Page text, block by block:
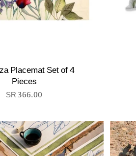
Placemat Set of 4
Pieces
366.00 SR